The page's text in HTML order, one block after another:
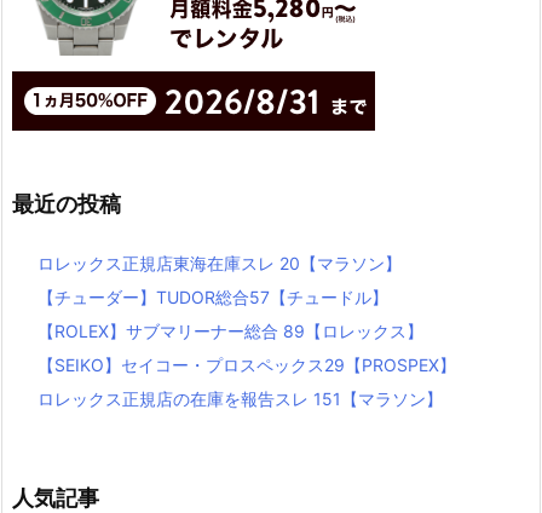
最近の投稿
ロレックス正規店東海在庫スレ 20【マラソン】
【チューダー】TUDOR総合57【チュードル】
【ROLEX】サブマリーナー総合 89【ロレックス】
【SEIKO】セイコー・プロスペックス29【PROSPEX】
ロレックス正規店の在庫を報告スレ 151【マラソン】
人気記事